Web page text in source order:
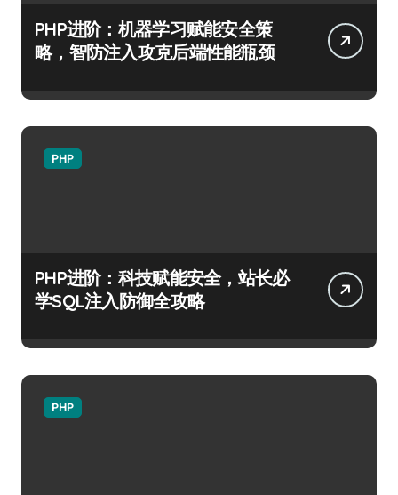
PHP进阶：机器学习赋能安全策
略，智防注入攻克后端性能瓶颈
PHP
PHP进阶：科技赋能安全，站长必
学SQL注入防御全攻略
PHP